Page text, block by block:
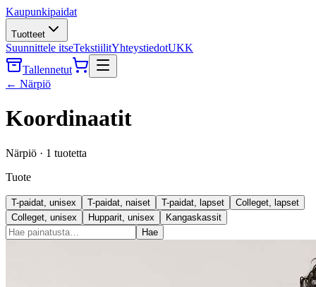
Kaupunkipaidat
Tuotteet
Suunnittele itseTekstiilitYhteystiedotUKK
Tallennetut
← Närpiö
Koordinaatit
Närpiö · 1 tuotetta
Tuote
T-paidat, unisex T-paidat, naiset T-paidat, lapset
Colleget, lapset
Colleget, unisex
Hupparit, unisex
Kangaskassit
Hae